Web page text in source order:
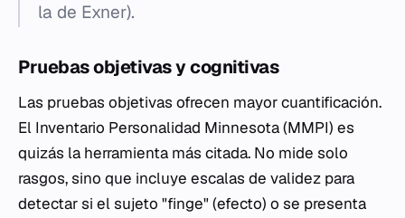
la de Exner).
Pruebas objetivas y cognitivas
Las pruebas objetivas ofrecen mayor cuantificación.
El Inventario Personalidad Minnesota(MMPI) es
quizás la herramienta más citada. No mide solo
rasgos, sino que incluye escalas de validez para
detectar si el sujeto "finge" (efecto) o se presenta